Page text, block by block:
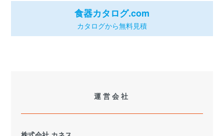
食器カタログ.com
カタログから無料見積
運営会社